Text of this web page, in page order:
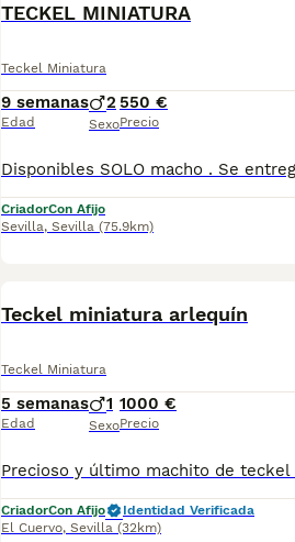
TECKEL MINIATURA
Teckel Miniatura
9 semanas
Edad
2
Sexo
550 €
Precio
CriadorCon Afijo
Sevilla, Sevilla (75.9km)
Teckel miniatura arlequín
Teckel Miniatura
5 semanas
Edad
1
Sexo
1000 €
Precio
CriadorCon Afijo
Identidad Verificada
El Cuervo, Sevilla (32km)